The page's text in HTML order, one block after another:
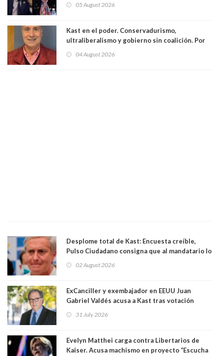
excarabinero que dejó ciego a Gustavo Gatica:
05 August 2026
Kast en el poder. Conservadurismo,
ultraliberalismo y gobierno sin coalición. Por
04 August 2026
Desplome total de Kast: Encuesta creíble,
Pulso Ciudadano consigna que al mandatario lo
sacó en primera vuelta. Rechazo es de 58.9% y
64.8%
02 August 2026
ExCanciller y exembajador en EEUU Juan
Gabriel Valdés acusa a Kast tras votación
"Si hay una persona responsable es él"
31 July 2026
Evelyn Matthei carga contra Libertarios de
Kaiser. Acusa machismo en proyecto “Escucha